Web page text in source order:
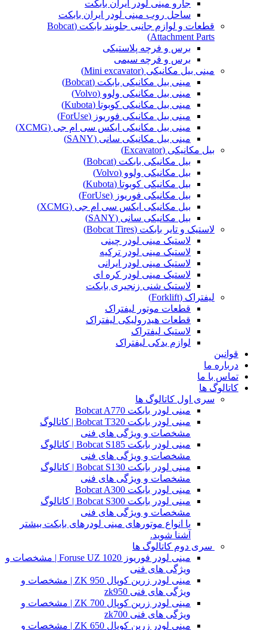
جارو مینی لودر ایران بابکت
ساحل روب مینی لودر ایران بابکت
قطعات و لوازم جانبی جلوبند بابکت (Bobcat
Attachment Parts)
برس و فرچه پلاستیکی
برس و فرچه سیمی
مینی بیل مکانیکی (Mini excavator)
مینی بیل مکانیکی بابکت (Bobcat)
مینی بیل مکانیکی ولوو (Volvo)
مینی بیل مکانیکی کوبوتا (Kubota)
مینی بیل مکانیکی فوریوز (ForUse)
مینی بیل مکانیکی ایکس سی ام جی (XCMG)
مینی بیل مکانیکی سانی (SANY)
بیل مکانیکی (Excavator)
بیل مکانیکی بابکت (Bobcat)
بیل مکانیکی ولوو (Volvo)
بیل مکانیکی کوبوتا (Kubota)
بیل مکانیکی فوریوز (ForUse)
بیل مکانیکی ایکس سی ام جی (XCMG)
بیل مکانیکی سانی (SANY)
لاستیک و تایر بابکت (Bobcat Tires)
لاستیک مینی لودر چینی
لاستیک مینی لودر ترکیه
لاستیک مینی لودر ایرانی
لاستیک مینی لودر کره ای
لاستیک شنی زنجیری بابکت
لیفتراک (Forklift)
قطعات موتور لیفتراک
قطعات هیدرولیکی لیفتراک
لاستیک لیفتراک
لوازم یدکی لیفتراک
قوانین
درباره ما
تماس با ما
کاتالوگ ها
سری اول کاتالوگ ها
مینی لودر بابکت Bobcat A770
مینی لودر بابکت Bobcat T320 | کاتالوگ
مشخصات و ویژگی های فنی
مینی لودر بابکت Bobcat S185 | کاتالوگ
مشخصات و ویژگی های فنی
مینی لودر بابکت Bobcat S130 | کاتالوگ
مشخصات و ویژگی های فنی
مینی لودر بابکت Bobcat A300
مینی لودر بابکت Bobcat S300 | کاتالوگ
مشخصات و ویژگی های فنی
با انواع موتورهای مینی لودرهای بابکت بیشتر
آشنا شوید.
سری دوم کاتالوگ ها
مینی لودر فوریوز Foruse UZ 1020 | مشخصات و
ویژگی های فنی
مینی لودر زرین کوپال ZK 950 | مشخصات و
ویژگی های فنی zk950
مینی لودر زرین کوپال ZK 700 | مشخصات و
ویژگی های فنی zk700
مینی لودر زرین کوپال ZK 650 | مشخصات و